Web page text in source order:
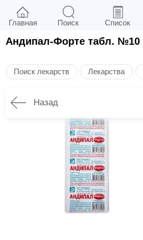
Андипал-Форте табл. №10
Поиск лекарств Лекарства
Назад
Главная Поиск Список